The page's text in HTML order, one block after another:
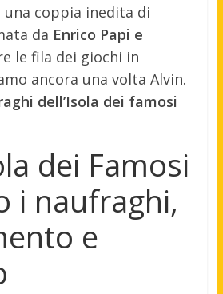
una coppia inedita di
da Enrico Papi e
le fila dei giochi in
ancora una volta Alvin.
dell’Isola dei famosi
dei Famosi
i naufraghi,
e